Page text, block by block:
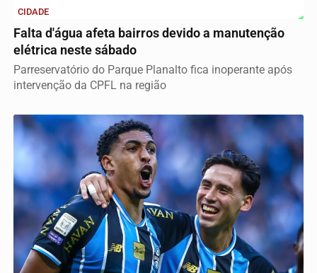
CIDADE
Falta d'água afeta bairros devido a manutenção
elétrica neste sábado
Parreservatório do Parque Planalto fica inoperante após
intervenção da CPFL na região